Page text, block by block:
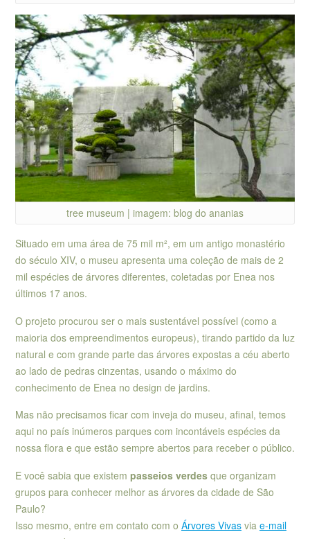
tree museum | imagem: blog do ananias
Situado em uma área de 75 mil m², em um antigo monastério
do século XIV, o museu apresenta uma coleção de mais de 2
mil espécies de árvores diferentes, coletadas por Enea nos
últimos 17 anos.
O projeto procurou ser o mais sustentável possível (como a
maioria dos empreendimentos europeus), tirando partido da luz
natural e com grande parte das árvores expostas a céu aberto
ao lado de pedras cinzentas, usando o máximo do
conhecimento de Enea no design de jardins.
Mas não precisamos ficar com inveja do museu, afinal, temos
aqui no país inúmeros parques com incontáveis espécies da
nossa flora e que estão sempre abertos para receber o público.
E você sabia que existem passeios verdes que organizam
grupos para conhecer melhor as árvores da cidade de São
Paulo?
Isso mesmo, entre em contato com o Árvores Vivas via e-mail